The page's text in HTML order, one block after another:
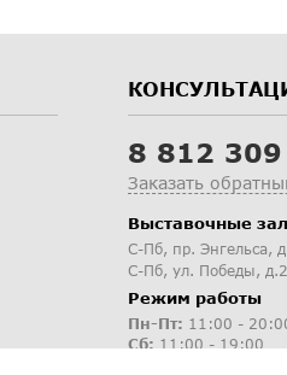
8 812
Заказать
Выставочные
С-Пб, пр. Энгельса,
С-Пб, ул. Победы,
Режим работы
Пн-Пт: 11:00 -
Сб: 11:00 - 19:00